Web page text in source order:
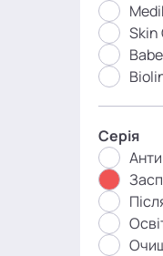
Skin
Babe
Серія